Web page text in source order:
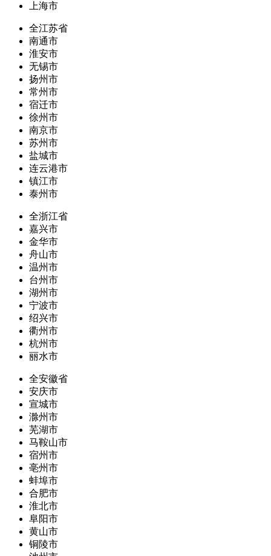
上海市
全江苏省
南通市
淮安市
无锡市
扬州市
常州市
宿迁市
徐州市
南京市
苏州市
盐城市
连云港市
镇江市
泰州市
全浙江省
嘉兴市
金华市
舟山市
温州市
台州市
湖州市
宁波市
绍兴市
衢州市
杭州市
丽水市
全安徽省
安庆市
宣城市
滁州市
芜湖市
马鞍山市
宿州市
亳州市
蚌埠市
合肥市
淮北市
阜阳市
黄山市
铜陵市